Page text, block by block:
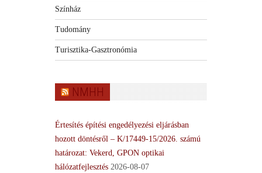
Színház
Tudomány
Turisztika-Gasztronómia
NMHH
Értesítés építési engedélyezési eljárásban
hozott döntésről – K/17449-15/2026. számú
határozat: Vekerd, GPON optikai
hálózatfejlesztés 2026-08-07